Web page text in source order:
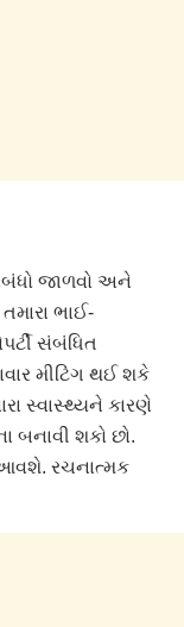
જાળવો અને
ભાઈ-
સંબંધિત
મીટિંગ થઈ શકે
સ્વાસ્થ્યને કારણે
બનાવી શકો છો.
રચનાત્મક